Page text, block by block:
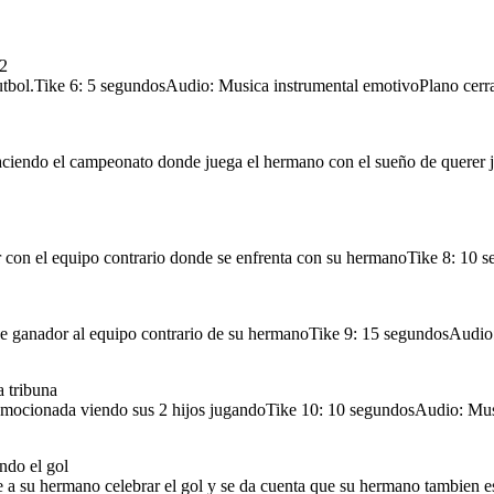
el gol Abrazo de dos hermano que se aman
6: 5 segundosAudio: Musica instrumental emotivoPlano
el campeonato donde juega el hermano con el sueño de
el equipo contrario donde se enfrenta con su hermanoTike 8: 10
ganador al equipo contrario de su hermanoTike 9: 15
tribuna
viendo sus 2 hijos jugandoTike 10: 10 segundosAudio:
el gol
su hermano celebrar el gol y se da cuenta que su hermano